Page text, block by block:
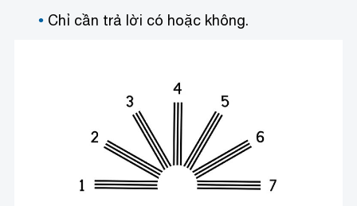
Chỉ cần trả lời có hoặc không.